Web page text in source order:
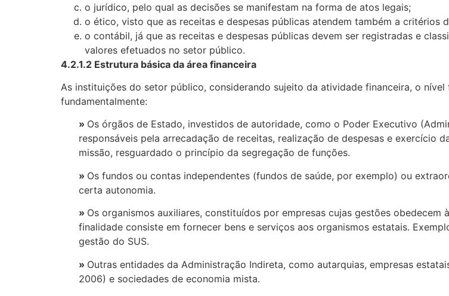
o jurídico, pelo qual as decisões se manifestam na forma de atos legais;
o ético, visto que as receitas e despesas públicas atendem também a critérios
o contábil, já que as receitas e despesas públicas devem ser registradas e
valores efetuados no setor público.
4.2.1.2 Estrutura básica da área financeira
As instituições do setor público, considerando sujeito da atividade financeira, o
fundamentalmente:
» Os órgãos de Estado, investidos de autoridade, como o Poder Executivo
responsáveis pela arrecadação de receitas, realização de despesas e exercício
missão, resguardado o princípio da segregação de funções.
» Os fundos ou contas independentes (fundos de saúde, por exemplo) ou
certa autonomia.
» Os organismos auxiliares, constituídos por empresas cujas gestões
finalidade consiste em fornecer bens e serviços aos organismos estatais.
gestão do SUS.
» Outras entidades da Administração Indireta, como autarquias, empresas
2006) e sociedades de economia mista.